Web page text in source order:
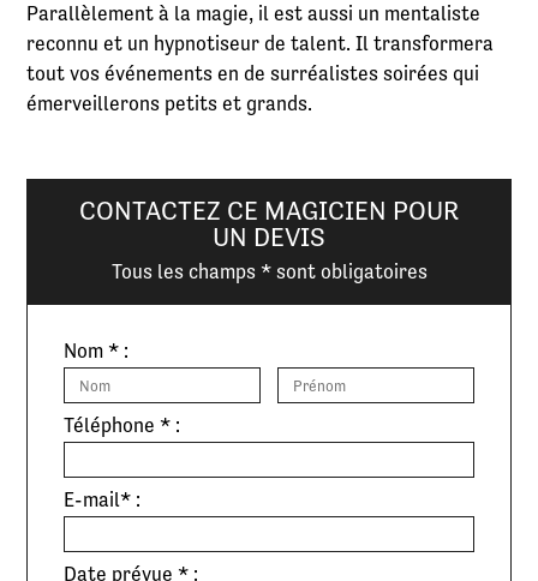
Parallèlement à la magie, il est aussi un mentaliste
reconnu et un hypnotiseur de talent. Il transformera
tout vos événements en de surréalistes soirées qui
émerveillerons petits et grands.
CONTACTEZ CE MAGICIEN POUR
UN DEVIS
Tous les champs * sont obligatoires
Nom * :
Téléphone * :
E-mail* :
Date prévue * :